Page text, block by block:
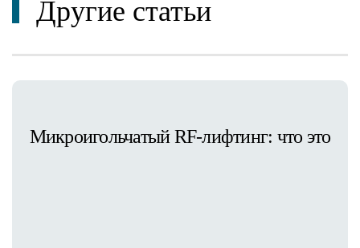
Другие статьи
Микроигольчатый RF-лифтинг: что это